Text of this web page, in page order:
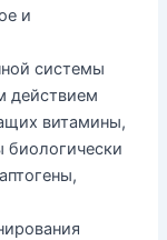
и
системы
действием
витамины,
биологически